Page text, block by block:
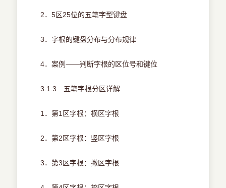
2．5区25位的五笔字型键盘
3．字根的键盘分布与分布规律
4．案例——判断字根的区位号和键位
3.1.3 五笔字根分区详解
1．第1区字根：横区字根
2．第2区字根：竖区字根
3．第3区字根：撇区字根